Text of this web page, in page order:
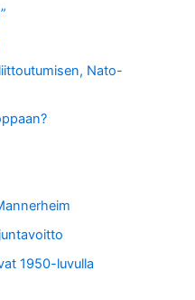
Nato-
1950-luvulla